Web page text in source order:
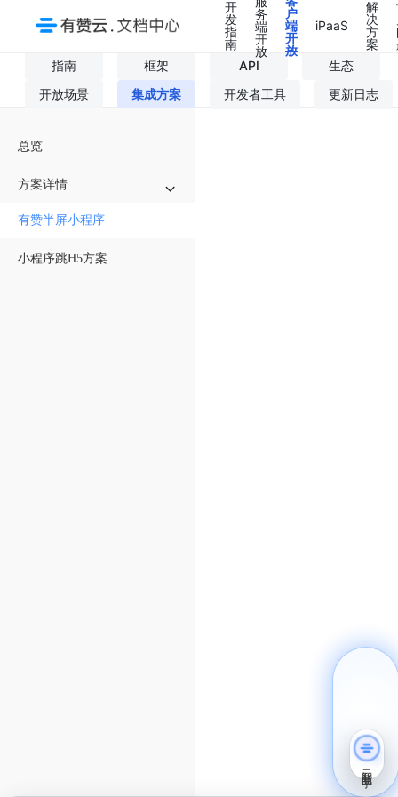
开
发
指
南
务
端
开
放
户
端
开
放
iPaaS
解
决
方
案
指南
框架 API
生态
开放场景
集成方案 开发者工具 更新日志
总览
方案详情
H5 与 H5 集成
H5 与 App 集成
有赞半屏小程序
小程序跳H5方案